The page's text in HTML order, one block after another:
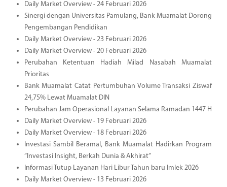
Daily Market Overview - 24 Februari 2026
Sinergi dengan Universitas Pamulang, Bank Muamalat Dorong
Pengembangan Pendidikan
Daily Market Overview - 23 Februari 2026
Daily Market Overview - 20 Februari 2026
Perubahan Ketentuan Hadiah Milad Nasabah Muamalat
Prioritas
Bank Muamalat Catat Pertumbuhan Volume Transaksi Ziswaf
24,75% Lewat Muamalat DIN
Perubahan Jam Operasional Layanan Selama Ramadan 1447 H
Daily Market Overview - 19 Februari 2026
Daily Market Overview - 18 Februari 2026
Investasi Sambil Beramal, Bank Muamalat Hadirkan Program
“Investasi Insight, Berkah Dunia & Akhirat”
Informasi Tutup Layanan Hari Libur Tahun baru Imlek 2026
Daily Market Overview - 13 Februari 2026